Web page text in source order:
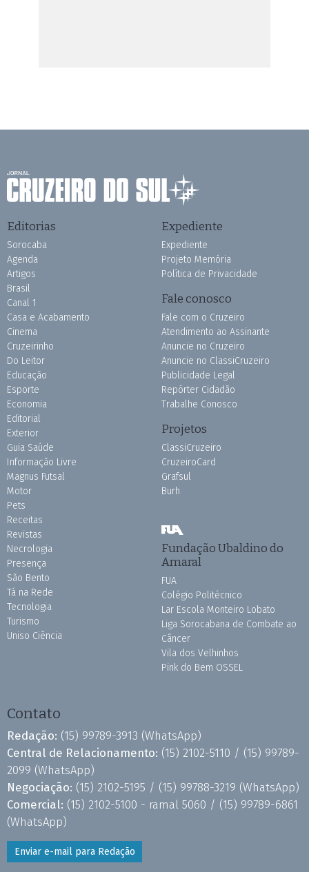
Editorias
Sorocaba
Agenda
Artigos
Brasil
Canal 1
Casa e Acabamento
Cinema
Cruzeirinho
Do Leitor
Educação
Esporte
Economia
Editorial
Exterior
Guia Saúde
Informação Livre
Magnus Futsal
Motor
Pets
Receitas
Revistas
Necrologia
Presença
São Bento
Tá na Rede
Tecnologia
Turismo
Uniso Ciência
Expediente
Expediente
Projeto Memória
Política de Privacidade
Fale conosco
Fale com o Cruzeiro
Atendimento ao Assinante
Anuncie no Cruzeiro
Anuncie no ClassiCruzeiro
Publicidade Legal
Repórter Cidadão
Trabalhe Conosco
Projetos
ClassiCruzeiro
CruzeiroCard
Grafsul
Burh
Fundação Ubaldino do
Amaral
FUA
Colégio Politécnico
Lar Escola Monteiro Lobato
Liga Sorocabana de Combate ao
Câncer
Vila dos Velhinhos
Pink do Bem OSSEL
Contato
Redação: (15) 99789-3913 (WhatsApp)
Central de Relacionamento: (15) 2102-5110 / (15) 99789-
2099 (WhatsApp)
Negociação: (15) 2102-5195 / (15) 99788-3219 (WhatsApp)
Comercial: (15) 2102-5100 - ramal 5060 / (15) 99789-6861
(WhatsApp)
Enviar e-mail para Redação